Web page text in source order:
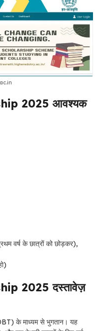
2025 आवश्यक
वर्ष के छात्रों को छोड़कर),
2025 दस्तावेज़
के माध्यम से भुगतान। यह